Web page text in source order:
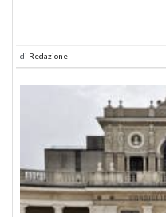
di Redazione